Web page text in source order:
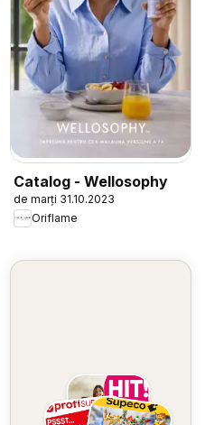
Catalog - Wellosophy
de marți 31.10.2023
Oriflame